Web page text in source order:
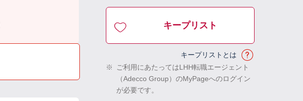
キープリスト
キープリストとは
※
ご利用にあたってはLHH転職エージェント
（Adecco Group）のMyPageへのログイン
が必要です。